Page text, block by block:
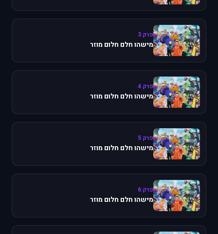
פרק 3
מישהו חלם חלום מוזר
פרק 4
מישהו חלם חלום מוזר
פרק 5
מישהו חלם חלום מוזר
פרק 6
מישהו חלם חלום מוזר